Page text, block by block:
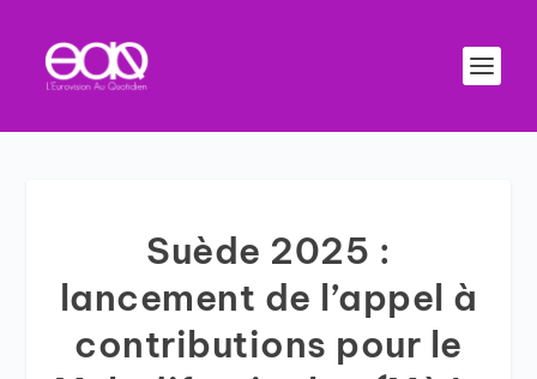
Suède 2025 :
lancement de l’appel à
contributions pour le